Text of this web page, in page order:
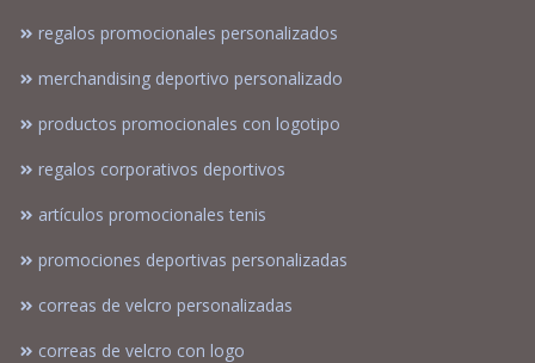
regalos promocionales personalizados
merchandising deportivo personalizado
productos promocionales con logotipo
regalos corporativos deportivos
artículos promocionales tenis
promociones deportivas personalizadas
correas de velcro personalizadas
correas de velcro con logo